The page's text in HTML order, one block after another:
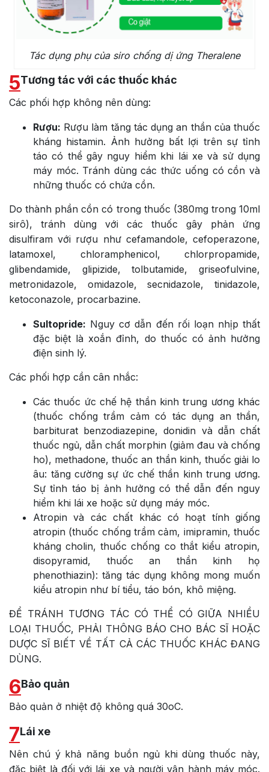
Tác dụng phụ của siro chống dị ứng Theralene
5Tương tác với các thuốc khác
Các phối hợp không nên dùng:
Rượu: Rượu làm tăng tác dụng an thần của thuốc
kháng histamin. Ảnh hưởng bất lợi trên sự tỉnh
táo có thể gây nguy hiểm khi lái xe và sử dụng
máy móc. Tránh dùng các thức uống có cồn và
những thuốc có chứa cồn.
Do thành phần cồn có trong thuốc (380mg trong 10ml
sirô), tránh dùng với các thuốc gây phản ứng
disulfiram với rượu như cefamandole, cefoperazone,
latamoxel, chloramphenicol, chlorpropamide,
glibendamide, glipizide, tolbutamide, griseofulvine,
metronidazole, omidazole, secnidazole, tinidazole,
ketoconazole, procarbazine.
Sultopride: Nguy cơ dẫn đến rối loạn nhịp thất
đặc biệt là xoắn đỉnh, do thuốc có ảnh hưởng
điện sinh lý.
Các phối hợp cần cân nhắc:
Các thuốc ức chế hệ thần kinh trung ương khác
(thuốc chống trầm cảm có tác dụng an thần,
barbiturat benzodiazepine, donidin và dẫn chất
thuốc ngủ, dẫn chất morphin (giảm đau và chống
ho), methadone, thuốc an thần kinh, thuốc giải lo
âu: tăng cường sự ức chế thần kinh trung ương.
Sự tỉnh táo bị ảnh hưởng có thể dẫn đến nguy
hiểm khi lái xe hoặc sử dụng máy móc.
Atropin và các chất khác có hoạt tính giống
atropin (thuốc chống trầm cảm, imipramin, thuốc
kháng cholin, thuốc chống co thắt kiểu atropin,
disopyramid, thuốc an thần kinh họ
phenothiazin): tăng tác dụng không mong muốn
kiểu atropin như bí tiểu, táo bón, khô miệng.
ĐỂ TRÁNH TƯƠNG TÁC CÓ THỂ CÓ GIỮA NHIỀU
LOẠI THUỐC, PHẢI THÔNG BÁO CHO BÁC SĨ HOẶC
DƯỢC SĨ BIẾT VỀ TẤT CẢ CÁC THUỐC KHÁC ĐANG
DÙNG.
6Bảo quản
Bảo quản ở nhiệt độ không quá 30oC.
7Lái xe
Nên chú ý khả năng buồn ngủ khi dùng thuốc này,
đặc biệt là đối với lái xe và người vận hành máy móc.